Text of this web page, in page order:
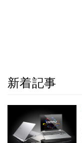
新着記事